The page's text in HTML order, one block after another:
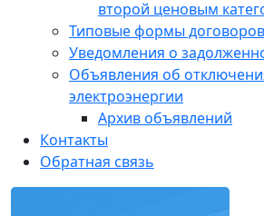
второй ценовым
Типовые формы договоров
Уведомления о
Объявления об
электроэнергии
Архив объявлений
Контакты
Обратная связь